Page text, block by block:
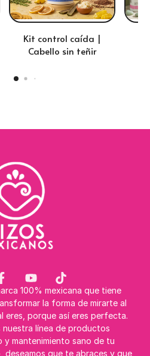
Kit control caída |
Cabello sin teñir
100% mexicana que tiene
la forma de mirarte al
eres, porque así eres perfecta.
nuestra línea de productos
y mantenimiento sano de tu
deseamos que te abraces y que